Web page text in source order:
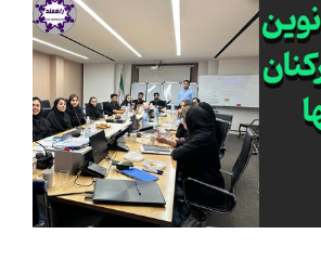
محصولات و بسته های آموزشیVIP
درباره ما و تماس با ما